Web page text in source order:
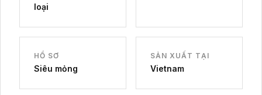
loại
HỒ SƠ
Siêu mỏng
SẢN XUẤT TẠI
Vietnam